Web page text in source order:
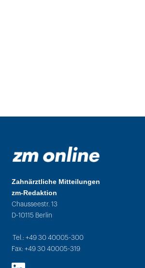
Zahnärztliche Mitteilungen
zm-Redaktion
Chausseestr. 13
D-10115 Berlin
Tel.: +49 30 40005-300
Fax: +49 30 40005-319